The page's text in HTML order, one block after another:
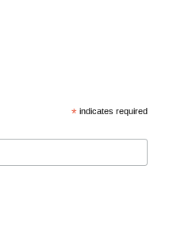
* indicates required